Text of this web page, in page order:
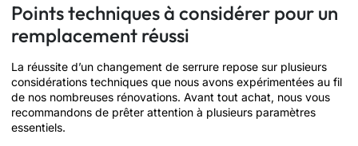
Points techniques à considérer pour un
remplacement réussi
La réussite d’un changement de serrure repose sur plusieurs
considérations techniques que nous avons expérimentées au fil
de nos nombreuses rénovations. Avant tout achat, nous vous
recommandons de prêter attention à plusieurs paramètres
essentiels.